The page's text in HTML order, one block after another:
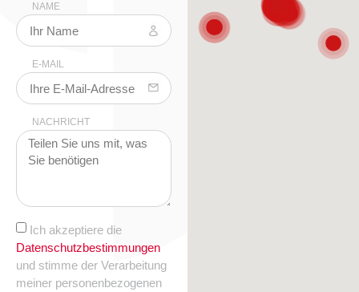
NAME
E-MAIL
NACHRICHT
Ich akzeptiere die
Datenschutzbestimmungen
und stimme der Verarbeitung
meiner personenbezogenen